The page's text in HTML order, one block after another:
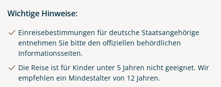
Wichtige Hinweise:
Einreisebestimmungen für deutsche Staatsangehörige
entnehmen Sie bitte den offiziellen behördlichen
Informationsseiten.
Die Reise ist für Kinder unter 5 Jahren nicht geeignet. Wir
empfehlen ein Mindestalter von 12 Jahren.